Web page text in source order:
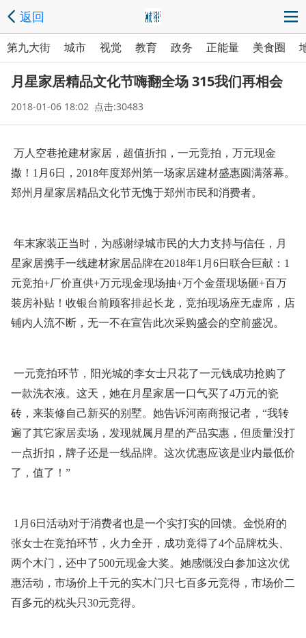
返回
第九大街 城市 视觉 教育 政务 正能量 美食圈
月星家居精品文化节嗨翻全场 315我们再相会
2018-01-06 18:02 点击:30483
万人空巷抢建材家居，超值折扣，一元竞拍，万元现金
撒！1月6日，2018年度郑州第一场家居建材盛惠圆满落幕。
郑州月星家居精品文化节无愧于郑州市民和消费者。
年末家装正当时，为感谢绿城市民的大力支持与信任，月
星家居携手一线建材家居品牌在2018年1月6日联合巨献：1
元竞拍+厂价直供+万元现金现场抽+万个金蛋现场砸+百万
装房补贴！收银台前顾客排起长龙，竞拍现场座无虚席，店
铺内人流不断，无一不在宣告此次采购盛会的空前盛况。
一元竞拍环节，阳光城的李女士只花了一元钱成功抢购了
一款洗衣液。这天，她在月星家居一口气买了4万元的瓷
砖，来装修自己新买的别墅。她告诉河南商报记者，“我转
遍了其它家居卖场，发现就属月星的产品实惠，但质量没打
一点折扣，牌子还是一线品牌。这次优惠应该是业内最低价
了，值了！”
1月6日活动对于消费者也是一个实打实的回馈。金悦府的
张女士在竞拍环节，火力全开，成功竞得了4个品牌枕头、
两个木门，还中了500元现金大奖。她感慨没白参加这次优
惠活动，市场价上千元的实木门只七百多元竞得，市场价二
百多元的枕头只30元竞得。